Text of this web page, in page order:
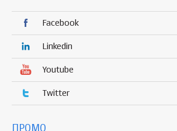
Facebook
Linkedin
Youtube
Twitter
ПРОМО